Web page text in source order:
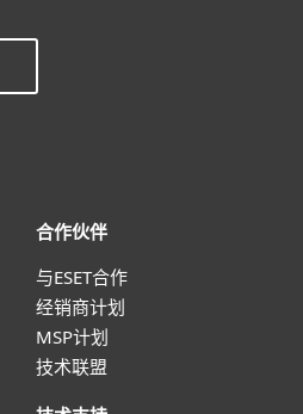
合作伙伴
与ESET合作
经销商计划
MSP计划
技术联盟